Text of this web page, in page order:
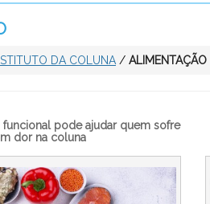
DA COLUNA / ALIMENTAÇÃO
funcional pode ajudar quem sofre
dor na coluna